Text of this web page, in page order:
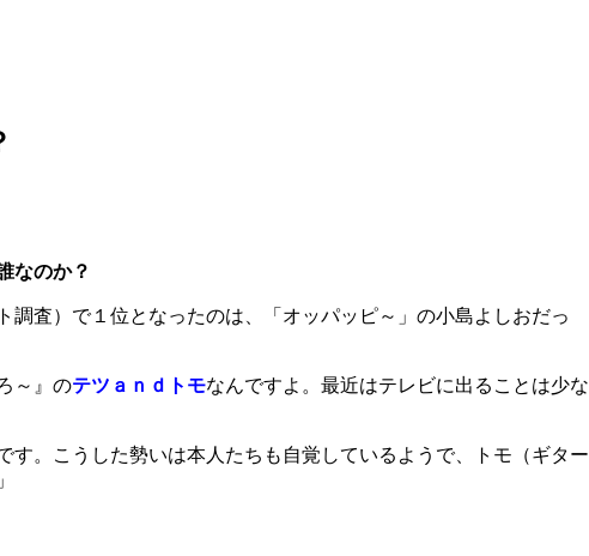
なのか？
査）で１位となったのは、「オッパッピ～」の小島よしおだっ
～』のテツａｎｄトモなんですよ。最近はテレビに出ることは少な
。こうした勢いは本人たちも自覚しているようで、トモ（ギター